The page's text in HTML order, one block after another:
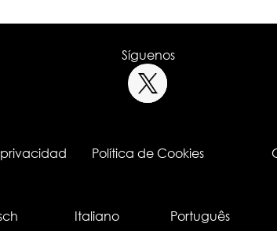
Síguenos
Política de Cookies
Italiano Português